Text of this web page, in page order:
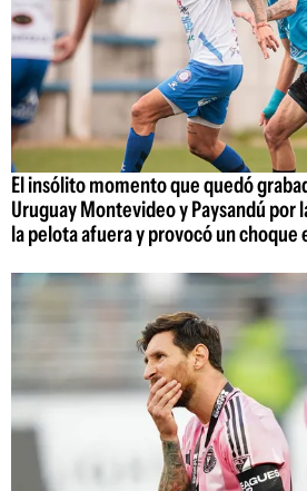
El insólito momento que quedó
Uruguay Montevideo y Paysandú por
la pelota afuera y provocó un choque